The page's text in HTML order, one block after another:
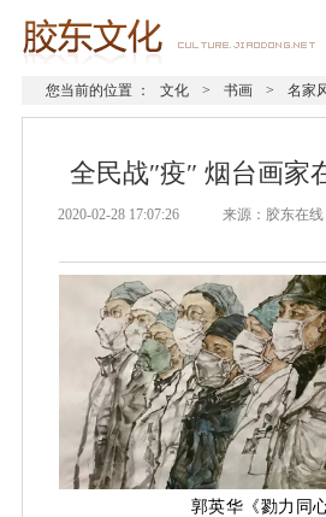
您当前的位置 ： 文化 > 书画 > 名家
全民战″疫″ 烟台画家
2020-02-28 17:07:26 来源：胶东
郭英华《勠力同心